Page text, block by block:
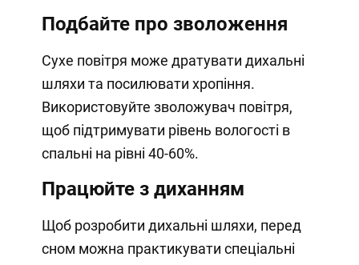
Подбайте про зволоження
Сухе повітря може дратувати дихальні
шляхи та посилювати хропіння.
Використовуйте зволожувач повітря,
щоб підтримувати рівень вологості в
спальні на рівні 40-60%.
Працюйте з диханням
Щоб розробити дихальні шляхи, перед
сном можна практикувати спеціальні